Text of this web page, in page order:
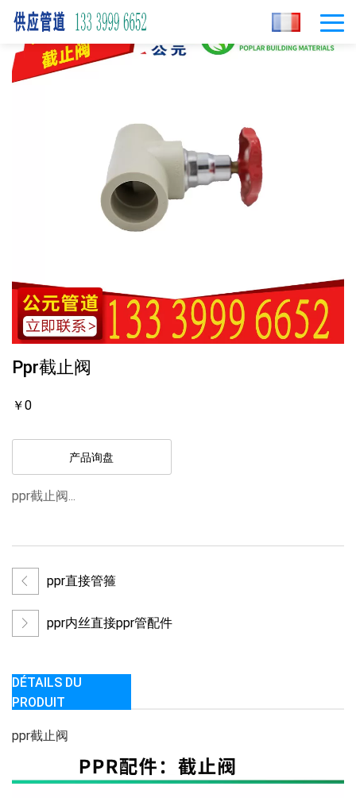
Ppr截止阀
￥0
产品询盘
ppr截止阀...
ppr直接管箍
ppr内丝直接ppr管配件
DÉTAILS DU
PRODUIT
ppr截止阀